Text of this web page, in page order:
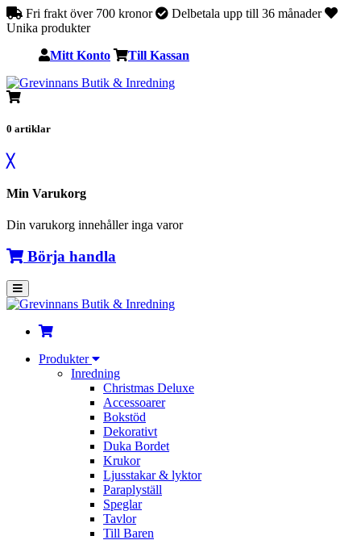
Fri frakt över 700 kronor
Delbetala upp till 36 månader
Unika produkter
Mitt Konto Till Kassan
0 artiklar
╳
Min Varukorg
Din varukorg innehåller inga varor
Börja handla
Produkter
Inredning
Christmas Deluxe
Accessoarer
Bokstöd
Dekorativt
Duka Bordet
Krukor
Ljusstakar & lyktor
Paraplyställ
Speglar
Tavlor
Till Baren